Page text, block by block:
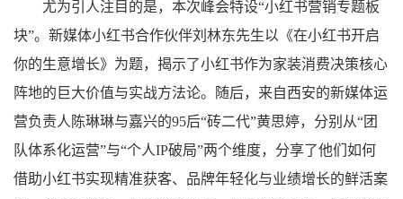
尤为引人注目的是，本次峰会特设“小红书营销专题板
块”。新媒体小红书合作伙伴刘林东先生以《在小红书开启
你的生意增长》为题，揭示了小红书作为家装消费决策核心
阵地的巨大价值与实战方法论。随后，来自西安的新媒体运
营负责人陈琳琳与嘉兴的95后“砖二代”黄思婷，分别从“团
队体系化运营”与“个人IP破局”两个维度，分享了他们如何
借助小红书实现精准获客、品牌年轻化与业绩增长的鲜活案